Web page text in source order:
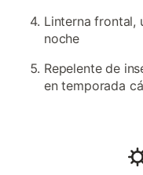
Linterna frontal,
noche
Repelente de
en temporada